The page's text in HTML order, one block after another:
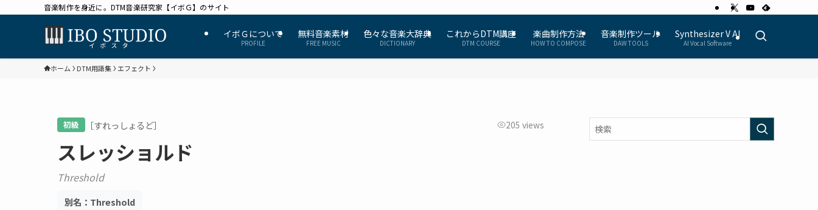
音楽制作を身近に。DTM音楽研究家【イボＧ】のサイト
イボＧについて
PROFILE
無料音楽素材
FREE MUSIC
色々な音楽大辞典
DICTIONARY
これからDTM講座
DTM COURSE
楽曲制作方法
HOW TO COMPOSE
音楽制作ツール
DAW TOOLS
Synthesizer V AI
AI Vocal Software
ホーム DTM用語集 エフェクト
初級 ［すれっしょるど］ 205 views
スレッショルド
Threshold
別名： Threshold